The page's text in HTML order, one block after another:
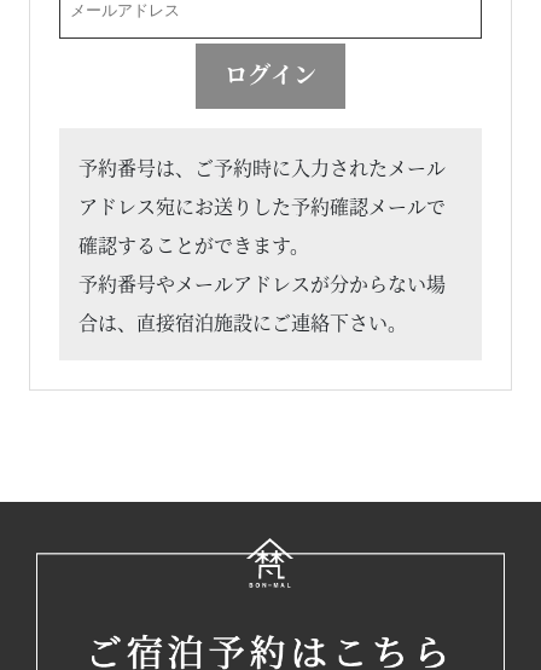
ログイン
予約番号は、ご予約時に入力されたメール
アドレス宛にお送りした予約確認メールで
確認することができます。
予約番号やメールアドレスが分からない場
合は、直接宿泊施設にご連絡下さい。